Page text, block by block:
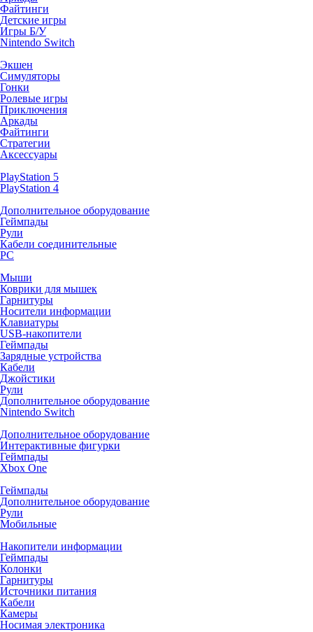
Файтинги
Детские игры
Игры Б/У
Nintendo Switch
Экшен
Симуляторы
Гонки
Ролевые игры
Приключения
Аркады
Файтинги
Стратегии
Аксессуары
PlayStation 5
PlayStation 4
Дополнительное оборудование
Геймпады
Рули
Кабели соединительные
PC
Мыши
Коврики для мышек
Гарнитуры
Носители информации
Клавиатуры
USB-накопители
Геймпады
Зарядные устройства
Кабели
Джойстики
Рули
Дополнительное оборудование
Nintendo Switch
Дополнительное оборудование
Интерактивные фигурки
Геймпады
Xbox One
Геймпады
Дополнительное оборудование
Рули
Мобильные
Накопители информации
Геймпады
Колонки
Гарнитуры
Источники питания
Кабели
Камеры
Носимая электроника